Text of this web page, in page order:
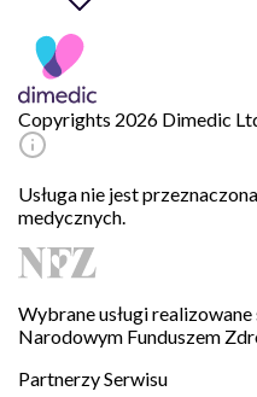
Copyrights 2026 Dimedic
Usługa nie jest
medycznych.
Wybrane usługi realizowane
Narodowym Funduszem
Partnerzy Serwisu